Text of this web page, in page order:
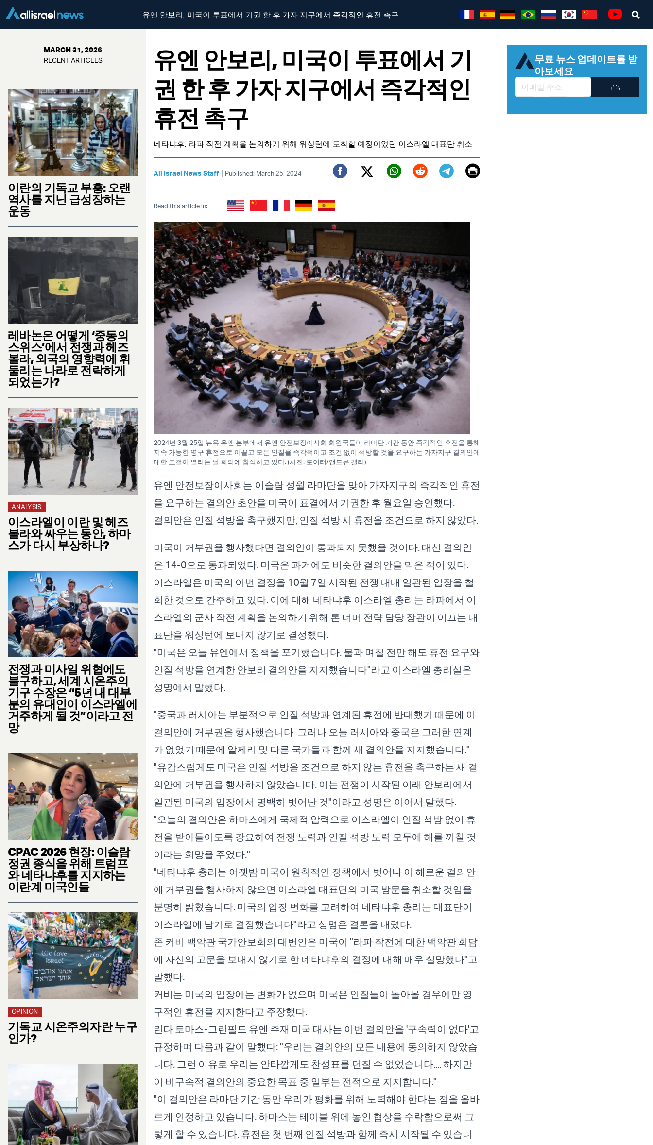
유엔 안보리, 미국이 투표에서 기권 한 후 가자 지구에서 즉각적인 휴전 촉구
MARCH 31, 2026
RECENT ARTICLES
이란의 기독교 부흥: 오랜
역사를 지닌 급성장하는
운동
레바논은 어떻게 ‘중동의
스위스’에서 전쟁과 헤즈
볼라, 외국의 영향력에 휘
둘리는 나라로 전락하게
되었는가?
ANALYSIS
이스라엘이 이란 및 헤즈
볼라와 싸우는 동안, 하마
스가 다시 부상하나?
전쟁과 미사일 위협에도
불구하고, 세계 시온주의
기구 수장은 “5년 내 대부
분의 유대인이 이스라엘에
거주하게 될 것”이라고 전
망
CPAC 2026 현장: 이슬람
정권 종식을 위해 트럼프
와 네타냐후를 지지하는
이란계 미국인들
OPINION
기독교 시온주의자란 누구
인가?
유엔 안보리, 미국이 투표에서 기
권 한 후 가자 지구에서 즉각적인
휴전 촉구
네타냐후, 라파 작전 계획을 논의하기 위해 워싱턴에 도착할 예정이었던 이스라엘 대표단 취소
All Israel News Staff | Published: March 25, 2024
Facebook
Twitter (X)
Whatsapp
RedditTelegram
EmailPrint
Read this article in:
2024년 3월 25일 뉴욕 유엔 본부에서 유엔 안전보장이사회 회원국들이 라마단 기간 동안 즉각적인 휴전을 통해
지속 가능한 영구 휴전으로 이끌고 모든 인질을 즉각적이고 조건 없이 석방할 것을 요구하는 가자지구 결의안에
대한 표결이 열리는 날 회의에 참석하고 있다. (사진: 로이터/앤드류 켈리)
유엔 안전보장이사회는 이슬람 성월 라마단을 맞아 가자지구의 즉각적인 휴전
을 요구하는 결의안 초안을 미국이 표결에서 기권한 후 월요일 승인했다.
결의안은 인질 석방을 촉구했지만, 인질 석방 시 휴전을 조건으로 하지 않았다.
미국이 거부권을 행사했다면 결의안이 통과되지 못했을 것이다. 대신 결의안
은 14-0으로 통과되었다. 미국은 과거에도 비슷한 결의안을 막은 적이 있다.
이스라엘은 미국의 이번 결정을 10월 7일 시작된 전쟁 내내 일관된 입장을 철
회한 것으로 간주하고 있다. 이에 대해 네타냐후 이스라엘 총리는 라파에서 이
스라엘의 군사 작전 계획을 논의하기 위해 론 더머 전략 담당 장관이 이끄는 대
표단을 워싱턴에 보내지 않기로 결정했다.
"미국은 오늘 유엔에서 정책을 포기했습니다. 불과 며칠 전만 해도 휴전 요구와
인질 석방을 연계한 안보리 결의안을 지지했습니다"라고 이스라엘 총리실은
성명에서 말했다.
"중국과 러시아는 부분적으로 인질 석방과 연계된 휴전에 반대했기 때문에 이
결의안에 거부권을 행사했습니다. 그러나 오늘 러시아와 중국은 그러한 연계
가 없었기 때문에 알제리 및 다른 국가들과 함께 새 결의안을 지지했습니다."
"유감스럽게도 미국은 인질 석방을 조건으로 하지 않는 휴전을 촉구하는 새 결
의안에 거부권을 행사하지 않았습니다. 이는 전쟁이 시작된 이래 안보리에서
일관된 미국의 입장에서 명백히 벗어난 것"이라고 성명은 이어서 말했다.
"오늘의 결의안은 하마스에게 국제적 압력으로 이스라엘이 인질 석방 없이 휴
전을 받아들이도록 강요하여 전쟁 노력과 인질 석방 노력 모두에 해를 끼칠 것
이라는 희망을 주었다."
"네타냐후 총리는 어젯밤 미국이 원칙적인 정책에서 벗어나 이 해로운 결의안
에 거부권을 행사하지 않으면 이스라엘 대표단의 미국 방문을 취소할 것임을
분명히 밝혔습니다. 미국의 입장 변화를 고려하여 네타냐후 총리는 대표단이
이스라엘에 남기로 결정했습니다"라고 성명은 결론을 내렸다.
존 커비 백악관 국가안보회의 대변인은 미국이 "라파 작전에 대한 백악관 회담
에 자신의 고문을 보내지 않기로 한 네타냐후의 결정에 대해 매우 실망했다"고
말했다.
커비는 미국의 입장에는 변화가 없으며 미국은 인질들이 돌아올 경우에만 영
구적인 휴전을 지지한다고 주장했다.
린다 토마스-그린필드 유엔 주재 미국 대사는 이번 결의안을 '구속력이 없다'고
규정하며 다음과 같이 말했다: "우리는 결의안의 모든 내용에 동의하지 않았습
니다. 그런 이유로 우리는 안타깝게도 찬성표를 던질 수 없었습니다.... 하지만
이 비구속적 결의안의 중요한 목표 중 일부는 전적으로 지지합니다."
"이 결의안은 라마단 기간 동안 우리가 평화를 위해 노력해야 한다는 점을 올바
르게 인정하고 있습니다. 하마스는 테이블 위에 놓인 협상을 수락함으로써 그
렇게 할 수 있습니다. 휴전은 첫 번째 인질 석방과 함께 즉시 시작될 수 있습니
무료 뉴스 업데이트를 받
아보세요
구독